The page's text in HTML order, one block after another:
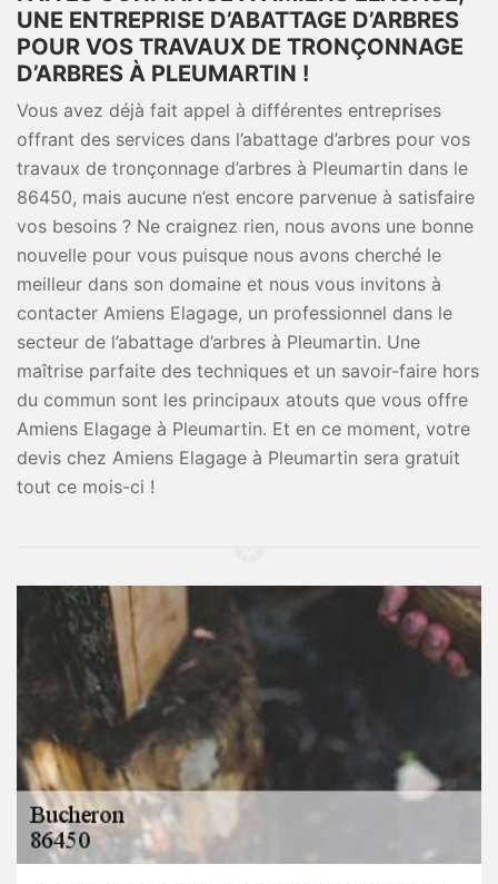
UNE ENTREPRISE D’ABATTAGE D’ARBRES
POUR VOS TRAVAUX DE TRONÇONNAGE
D’ARBRES À PLEUMARTIN !
Vous avez déjà fait appel à différentes entreprises
offrant des services dans l’abattage d’arbres pour vos
travaux de tronçonnage d’arbres à Pleumartin dans le
86450, mais aucune n’est encore parvenue à satisfaire
vos besoins ? Ne craignez rien, nous avons une bonne
nouvelle pour vous puisque nous avons cherché le
meilleur dans son domaine et nous vous invitons à
contacter Amiens Elagage, un professionnel dans le
secteur de l’abattage d’arbres à Pleumartin. Une
maîtrise parfaite des techniques et un savoir-faire hors
du commun sont les principaux atouts que vous offre
Amiens Elagage à Pleumartin. Et en ce moment, votre
devis chez Amiens Elagage à Pleumartin sera gratuit
tout ce mois-ci !